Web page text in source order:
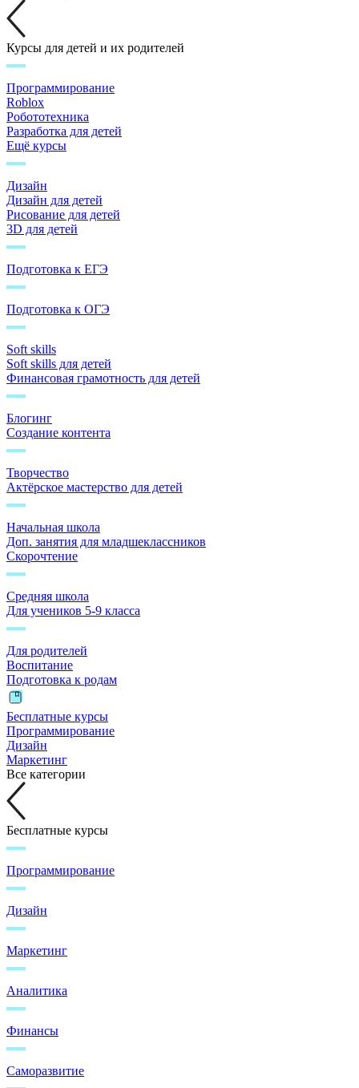
Курсы для детей и их родителей
Программирование
Roblox
Робототехника
Разработка для детей
Ещё курсы
Дизайн
Дизайн для детей
Рисование для детей
3D для детей
Подготовка к ЕГЭ
Подготовка к ОГЭ
Soft skills
Soft skills для детей
Финансовая грамотность для детей
Блогинг
Создание контента
Творчество
Актёрское мастерство для детей
Начальная школа
Доп. занятия для младшеклассников
Скорочтение
Средняя школа
Для учеников 5-9 класса
Для родителей
Воспитание
Подготовка к родам
Бесплатные курсы
Программирование
Дизайн
Маркетинг
Все категории
Бесплатные курсы
Программирование
Дизайн
Маркетинг
Аналитика
Финансы
Саморазвитие